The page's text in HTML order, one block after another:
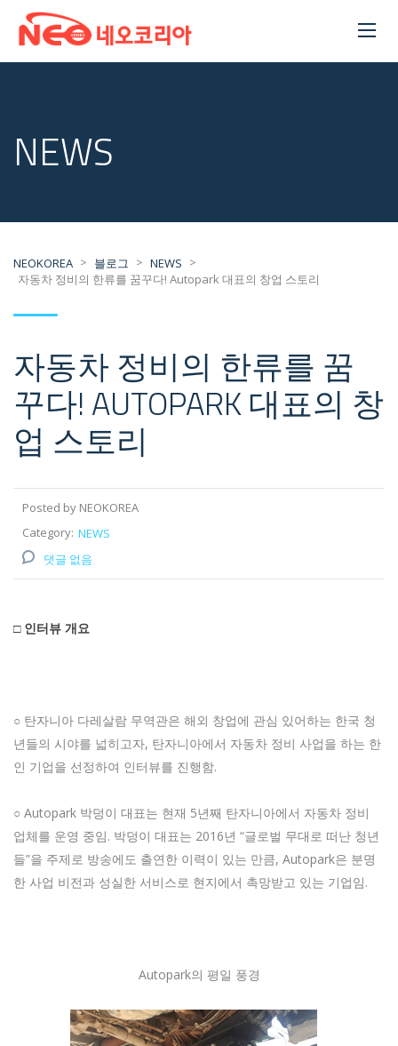
NEWS
NEOKOREA > 블로그 > NEWS >
자동차 정비의 한류를 꿈꾸다! Autopark 대표의 창업 스토리
자동차 정비의 한류를 꿈
꾸다! AUTOPARK 대표의 창
업 스토리
Posted by NEOKOREA
Category: NEWS
댓글 없음
□ 인터뷰 개요
○ 탄자니아 다레살람 무역관은 해외 창업에 관심 있어하는 한국 청
년들의 시야를 넓히고자, 탄자니아에서 자동차 정비 사업을 하는 한
인 기업을 선정하여 인터뷰를 진행함.
○ Autopark 박덩이 대표는 현재 5년째 탄자니아에서 자동차 정비
업체를 운영 중임. 박덩이 대표는 2016년 “글로벌 무대로 떠난 청년
들”을 주제로 방송에도 출연한 이력이 있는 만큼, Autopark은 분명
한 사업 비전과 성실한 서비스로 현지에서 촉망받고 있는 기업임.
Autopark의 평일 풍경